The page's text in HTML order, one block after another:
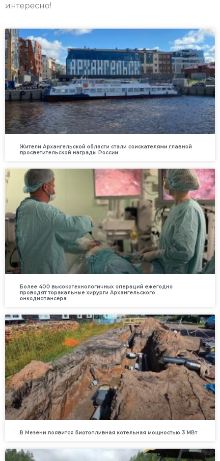
интересно!
Жители Архангельской области стали соискателями главной
просветительской награды России
Более 400 высокотехнологичных операций ежегодно
проводят торакальные хирурги Архангельского
онкодиспансера
В Мезени появится биотопливная котельная мощностью 3 МВт